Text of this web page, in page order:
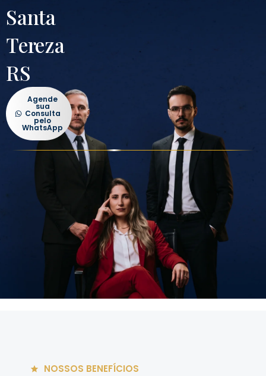
Santa
Tereza
RS
Agende
sua
Consulta
pelo
WhatsApp
NOSSOS BENEFÍCIOS